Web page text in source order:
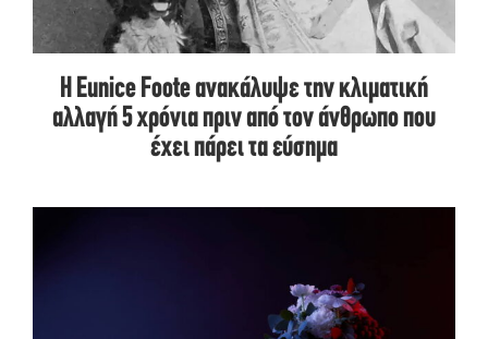
Η Eunice Foote ανακάλυψε την κλιματική
αλλαγή 5 χρόνια πριν από τον άνθρωπο που
έχει πάρει τα εύσημα